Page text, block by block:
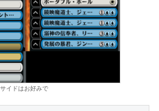
サイドはお好みで